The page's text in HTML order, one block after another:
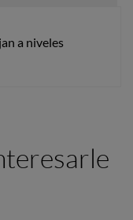
a niveles